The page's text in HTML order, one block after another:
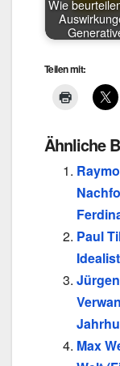
Wie
Teilen mit:
Ähnliche
Paul
Max